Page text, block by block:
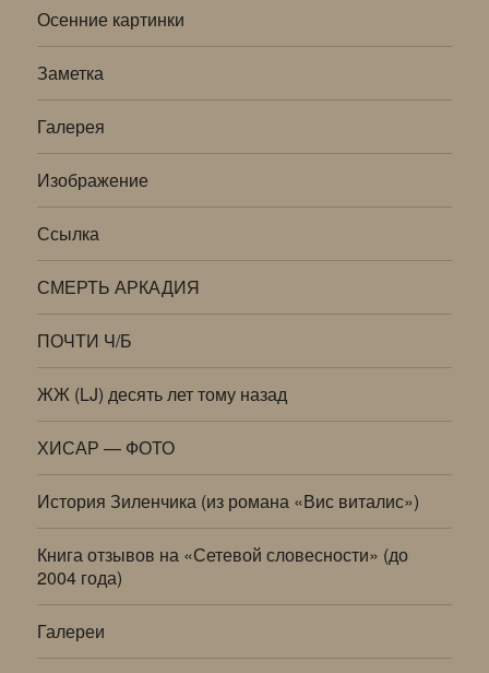
Осенние картинки
Заметка
Галерея
Изображение
Ссылка
СМЕРТЬ АРКАДИЯ
ПОЧТИ Ч/Б
ЖЖ (LJ) десять лет тому назад
ХИСАР — ФОТО
История Зиленчика (из романа «Вис виталис»)
Книга отзывов на «Сетевой словесности» (до
2004 года)
Галереи